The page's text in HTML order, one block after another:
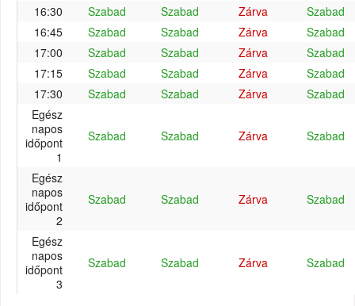
16:30
Szabad Szabad Zárva
Szabad
16:45
Szabad Szabad Zárva
Szabad
17:00
Szabad Szabad Zárva
Szabad
17:15
Szabad Szabad Zárva
Szabad
17:30
Szabad Szabad Zárva
Szabad
Egész
napos
időpont
1
Szabad Szabad Zárva Szabad
Egész
napos
időpont
2
Szabad Szabad Zárva Szabad
Egész
napos
időpont
3
Szabad Szabad Zárva Szabad